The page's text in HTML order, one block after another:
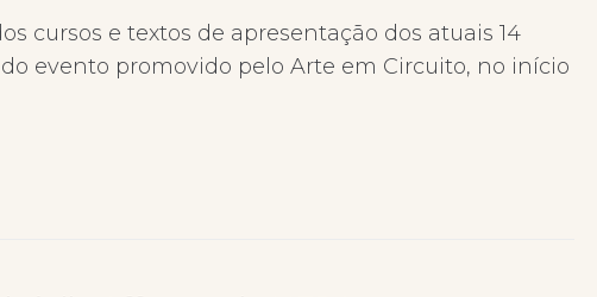
cursos e textos de apresentação dos atuais 14
evento promovido pelo Arte em Circuito, no início